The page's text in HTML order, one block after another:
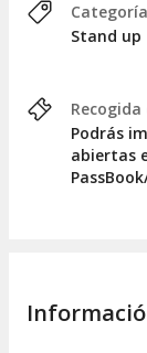
Categoría
Stand up
Podrás
abiertas